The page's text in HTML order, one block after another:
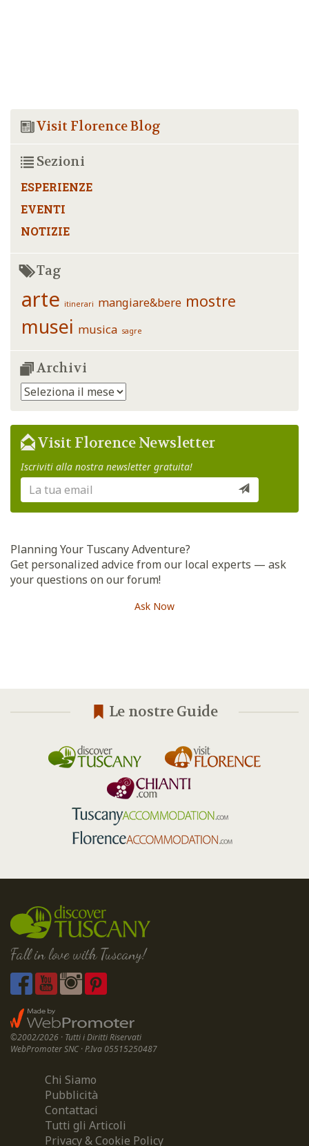
Visit Florence Blog
Sezioni
ESPERIENZE
EVENTI
NOTIZIE
Tag
arte itinerari mangiare&bere mostre
musei musica sagre
Archivi
Archivi
Visit Florence Newsletter
Iscriviti alla nostra newsletter gratuita!
Planning Your Tuscany Adventure?
Get personalized advice from our local experts — ask
your questions on our forum!
Ask Now
Le nostre Guide
Fall in love with Tuscany!
©2002/2026 · Tutti i Diritti Riservati
WebPromoter SNC · P.Iva 05515250487
Chi Siamo
Pubblicità
Contattaci
Tutti gli Articoli
Privacy & Cookie Policy